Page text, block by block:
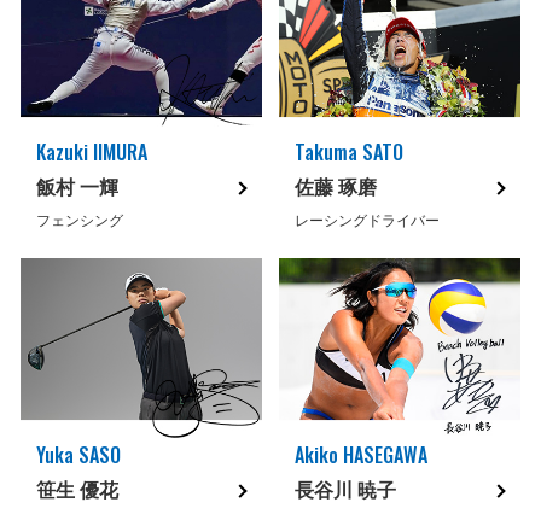
Kazuki IIMURA
飯村 一輝
フェンシング
Takuma SATO
佐藤 琢磨
レーシングドライバー
Yuka SASO
笹生 優花
Akiko HASEGAWA
長谷川 暁子